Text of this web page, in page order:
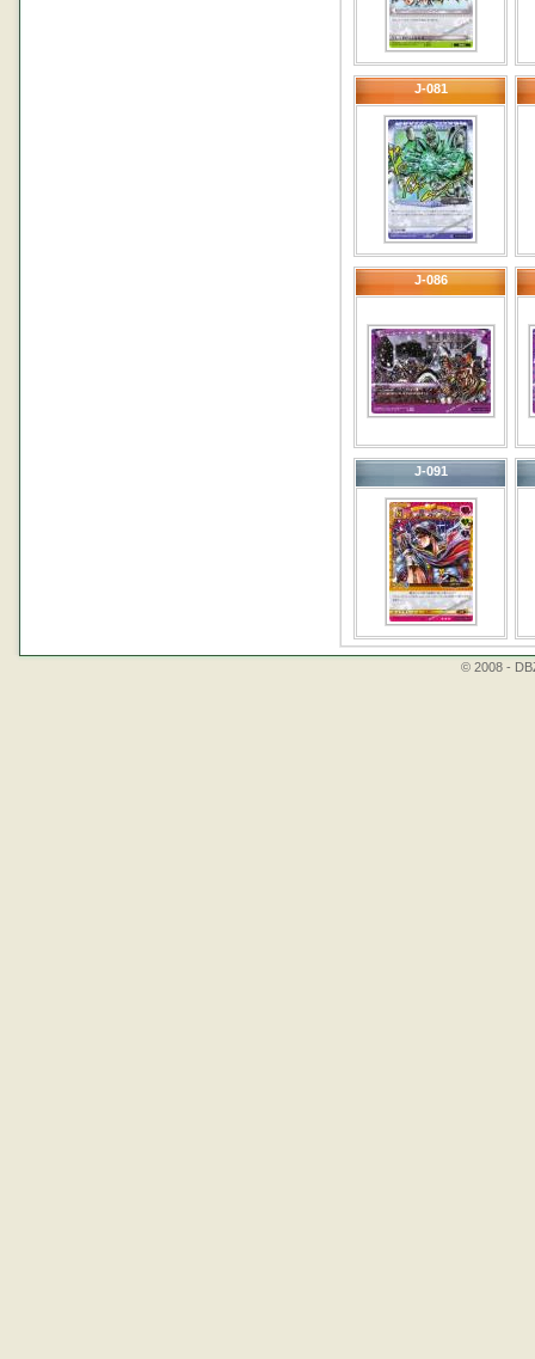
J-081
J-086
J-091
© 2008 -